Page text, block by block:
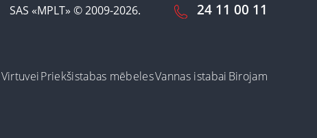
SAS «MPLT» © 2009-2026. 24 11 00 11
VirtuveiPriekšistabas mēbelesVannas istabai Birojam